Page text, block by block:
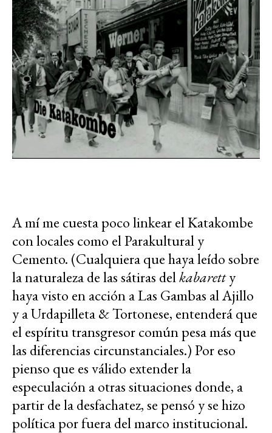
A mí me cuesta poco linkear el Katakombe
con locales como el Parakultural y
Cemento. (Cualquiera que haya leído sobre
la naturaleza de las sátiras delkabaretty
haya visto en acción a Las Gambas al Ajillo
y a Urdapilleta & Tortonese, entenderá que
el espíritu transgresor común pesa más que
las diferencias circunstanciales.) Por eso
pienso que es válido extender la
especulación a otras situaciones donde, a
partir de la desfachatez, se pensó y se hizo
política por fuera del marco institucional.